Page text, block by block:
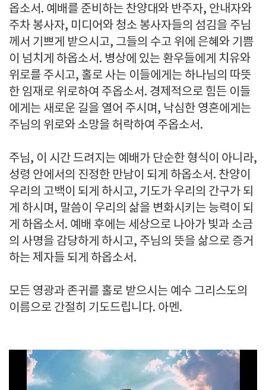
옵소서. 예배를 준비하는 찬양대와 반주자, 안내자와
주차 봉사자, 미디어와 청소 봉사자들의 섬김을 주님
께서 기쁘게 받으시고, 그들의 수고 위에 은혜와 기쁨
이 넘치게 하옵소서. 병상에 있는 환우들에게 치유와
위로를 주시고, 홀로 사는 이들에게는 하나님의 따뜻
한 임재로 위로하여 주옵소서. 경제적으로 힘든 이들
에게는 새로운 길을 열어 주시며, 낙심한 영혼에게는
주님의 위로와 소망을 허락하여 주옵소서.
주님, 이 시간 드려지는 예배가 단순한 형식이 아니라,
성령 안에서의 진정한 만남이 되게 하옵소서. 찬양이
우리의 고백이 되게 하시고, 기도가 우리의 간구가 되
게 하시며, 말씀이 우리의 삶을 변화시키는 능력이 되
게 하옵소서. 예배 후에는 세상으로 나아가 빛과 소금
의 사명을 감당하게 하시고, 주님의 뜻을 삶으로 증거
하는 제자들 되게 하옵소서.
모든 영광과 존귀를 홀로 받으시는 예수 그리스도의
이름으로 간절히 기도드립니다. 아멘.